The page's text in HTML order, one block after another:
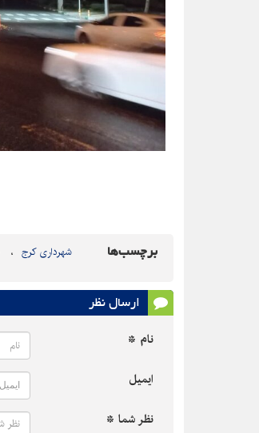
برچسب‌ها شهرداری کرج
ارسال نظر
نام *
ایمیل
نظر شما *